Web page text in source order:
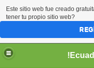
Este sitio web fue creado
tener tu propio sitio web?